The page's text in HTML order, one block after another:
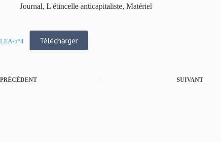
Journal, L'étincelle anticapitaliste, Matériel
LEA-n°4 Télécharger
PRÉCÉDENT SUIVANT